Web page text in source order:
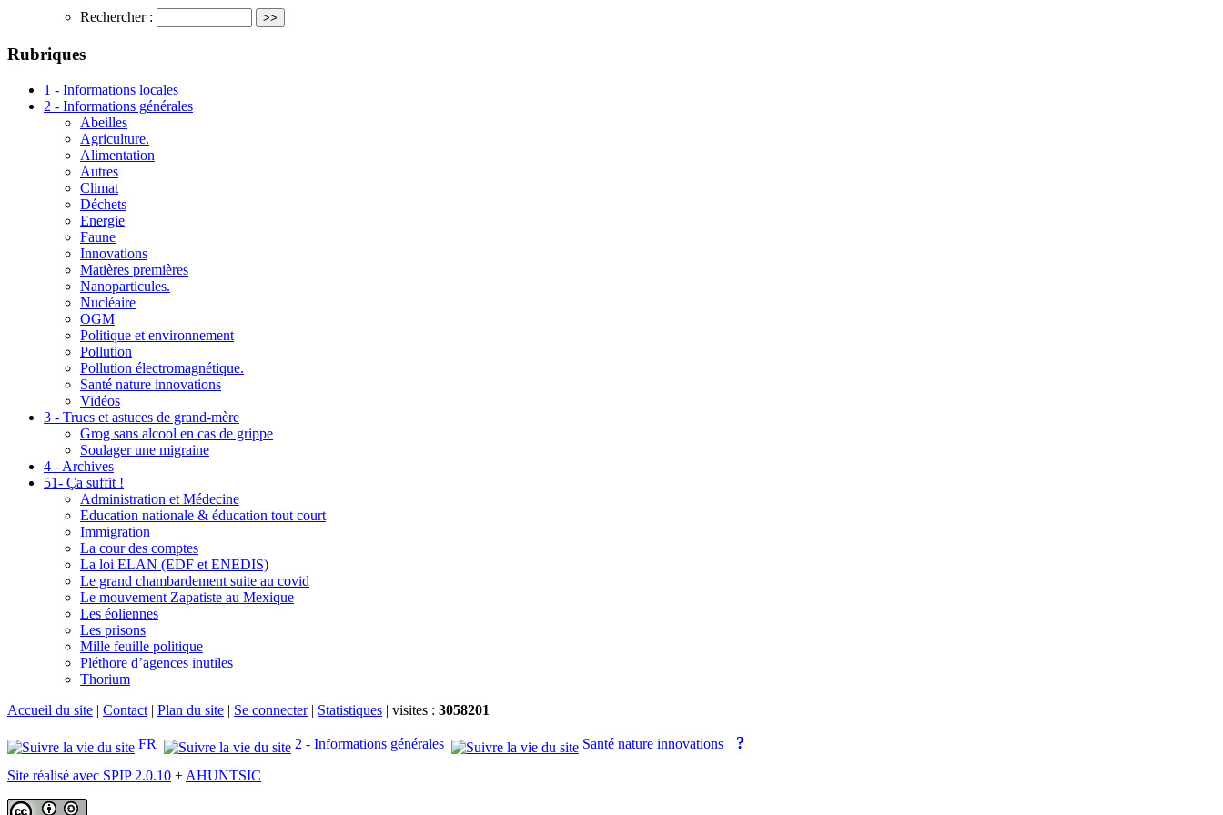
Rechercher :
Rubriques
1 - Informations locales
2 - Informations générales
Abeilles
Agriculture.
Alimentation
Autres
Climat
Déchets
Energie
Faune
Innovations
Matières premières
Nanoparticules.
Nucléaire
OGM
Politique et environnement
Pollution
Pollution électromagnétique.
Santé nature innovations
Vidéos
3 - Trucs et astuces de grand-mère
Grog sans alcool en cas de grippe
Soulager une migraine
4 - Archives
51- Ça suffit !
Administration et Médecine
Education nationale & éducation tout court
Immigration
La cour des comptes
La loi ELAN (EDF et ENEDIS)
Le grand chambardement suite au covid
Le mouvement Zapatiste au Mexique
Les éoliennes
Les prisons
Mille feuille politique
Pléthore d’agences inutiles
Thorium
Accueil du site | Contact | Plan du site | Se connecter| Statistiques | visites : 3058201
FR 2 - Informations générales Santé nature innovations ?
Site réalisé avec SPIP 2.0.10 + AHUNTSIC